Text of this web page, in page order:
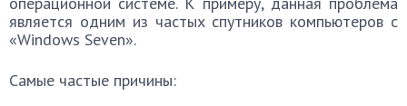
является одним из частых спутников компьютеров с
«Windows Seven».
Самые частые причины: